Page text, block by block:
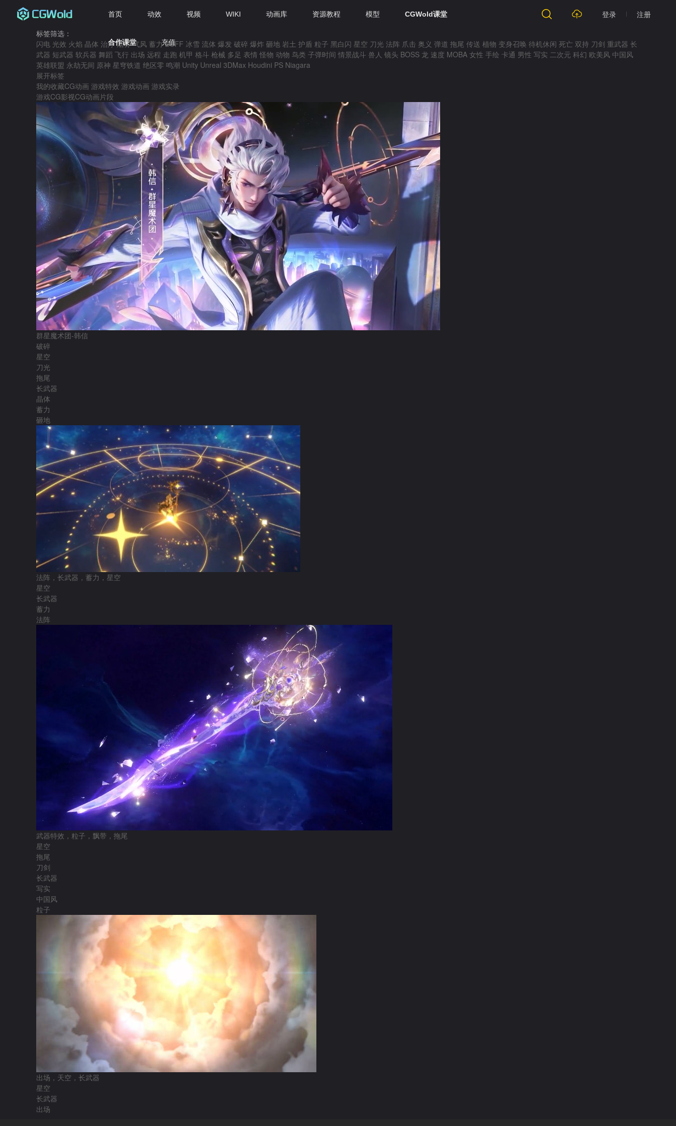
首页 动效 视频 WIKI 动画库 资源教程 模型 CGWold课堂
合作课堂 充值
登录
注册
标签筛选：
闪电 光效 火焰 晶体 治疗 烟雾 气风 蓄力 BUFF 冰雪 流体 爆发 破碎 爆炸 砸地 岩土 护盾 粒子 黑白闪 星空 刀光 法阵 爪击 奥义 弹道 拖尾 传送 植物 变身召唤 待机休闲 死亡 双持 刀剑 重武器 长
武器 短武器 软兵器 舞蹈 飞行 出场 远程 走跑 机甲 格斗 枪械 多足 表情 怪物 动物 鸟类 子弹时间 情景战斗 兽人 镜头 BOSS 龙 速度 MOBA 女性 手绘 卡通 男性 写实 二次元 科幻 欧美风 中国风
英雄联盟 永劫无间 原神 星穹铁道 绝区零 鸣潮 Unity Unreal 3DMax Houdini PS Niagara
展开标签
我的收藏CG动画 游戏特效 游戏动画 游戏实录
游戏CG影视CG动画片段
群星魔术团-韩信
破碎
星空
刀光
拖尾
长武器
晶体
蓄力
砸地
法阵，长武器，蓄力，星空
星空
长武器
蓄力
法阵
武器特效，粒子，飘带，拖尾
星空
拖尾
刀剑
长武器
写实
中国风
粒子
出场，天空，长武器
星空
长武器
出场